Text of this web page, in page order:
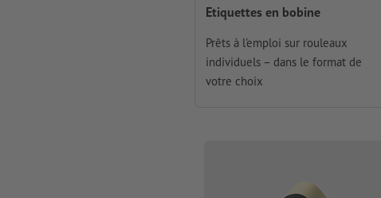
Etiquettes en bobine
Prêts à l'emploi sur rouleaux
individuels – dans le format de
votre choix